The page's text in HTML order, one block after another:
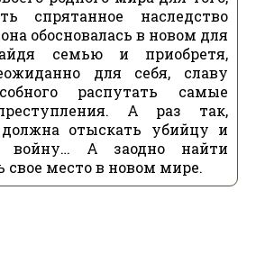
спрятанное наследство
обосновалась в новом для
семью и приобретя,
для себя, славу
распутать самые
А раз так,
отыскать убийцу и
войну… А заодно найти
свое место в новом мире.